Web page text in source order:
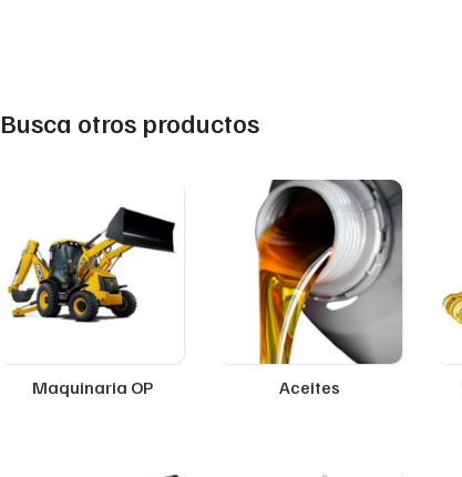
Busca otros productos
Maquinaria OP Aceites